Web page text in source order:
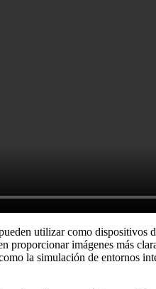
utilizar como dispositivos
imágenes más
la simulación de entornos